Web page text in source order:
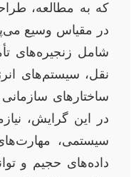
که به مطالعه،
در مقیاس وسیع
شامل زنجیره‌های
نقل، سیستم‌های
ساختارهای سازمانی
در این گرایش،
سیستمی،
داده‌های حجیم و